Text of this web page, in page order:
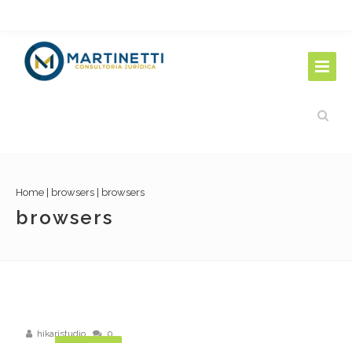
Home browsers browsers
browsers
hikaristudio 0